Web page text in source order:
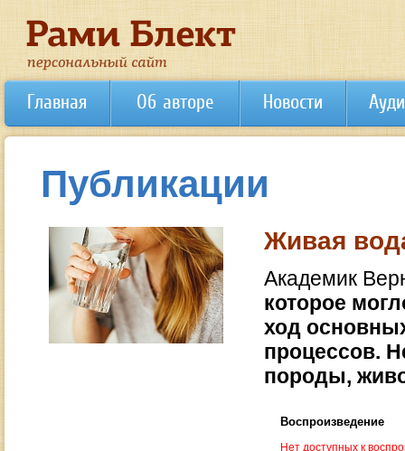
Главная Об авторе Новости
Публикации
Живая
Академик
которое
ход
процессов.
породы,
Воспроизведение
Нет доступных к